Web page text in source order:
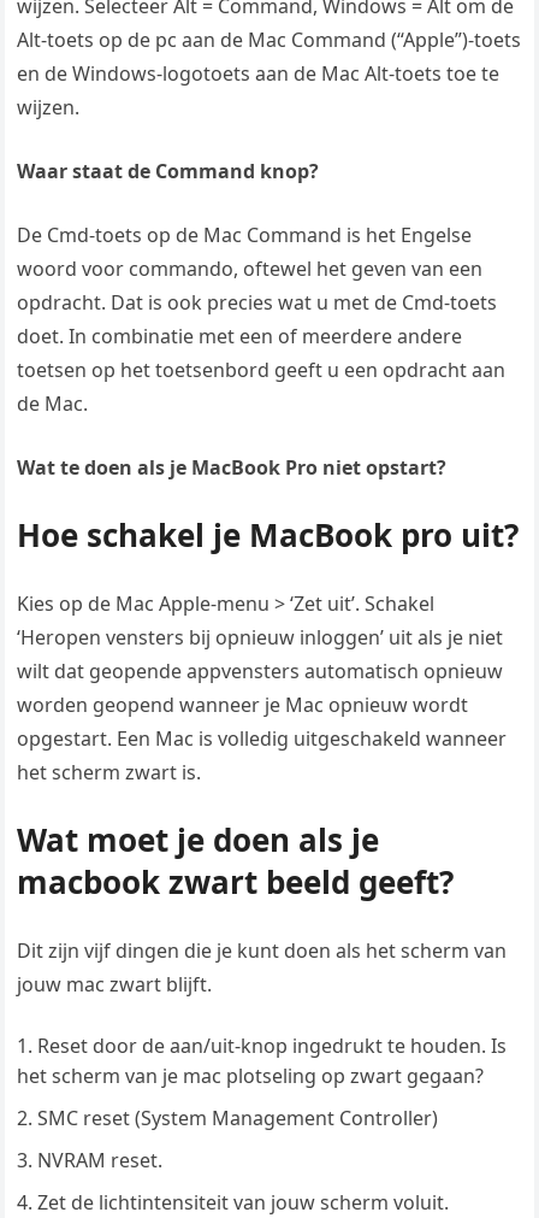
wijzen. Selecteer Alt = Command, Windows = Alt om de
Alt-toets op de pc aan de Mac Command (“Apple”)-toets
en de Windows-logotoets aan de Mac Alt-toets toe te
wijzen.
Waar staat de Command knop?
De Cmd-toets op de Mac Command is het Engelse
woord voor commando, oftewel het geven van een
opdracht. Dat is ook precies wat u met de Cmd-toets
doet. In combinatie met een of meerdere andere
toetsen op het toetsenbord geeft u een opdracht aan
de Mac.
Wat te doen als je MacBook Pro niet opstart?
Hoe schakel je MacBook pro uit?
Kies op de Mac Apple-menu > ‘Zet uit’. Schakel
‘Heropen vensters bij opnieuw inloggen’ uit als je niet
wilt dat geopende appvensters automatisch opnieuw
worden geopend wanneer je Mac opnieuw wordt
opgestart. Een Mac is volledig uitgeschakeld wanneer
het scherm zwart is.
Wat moet je doen als je
macbook zwart beeld geeft?
Dit zijn vijf dingen die je kunt doen als het scherm van
jouw mac zwart blijft.
Reset door de aan/uit-knop ingedrukt te houden. Is
het scherm van je mac plotseling op zwart gegaan?
SMC reset (System Management Controller)
NVRAM reset.
Zet de lichtintensiteit van jouw scherm voluit.